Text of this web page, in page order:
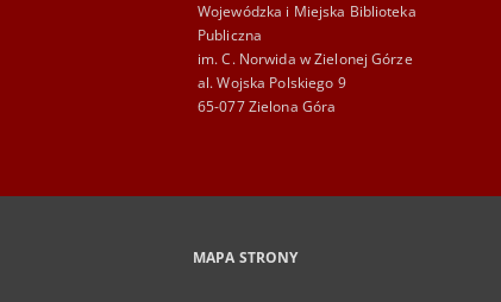
Wojewódzka i Miejska Biblioteka
Publiczna
im. C. Norwida w Zielonej Górze
al. Wojska Polskiego 9
65-077 Zielona Góra
MAPA STRONY